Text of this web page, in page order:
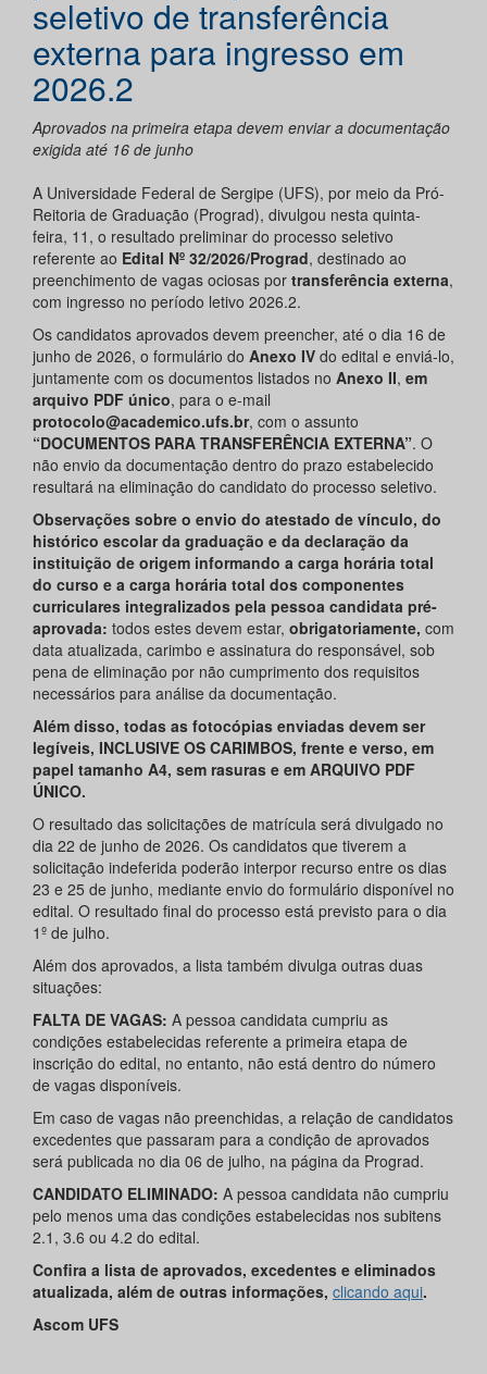
seletivo de transferência
externa para ingresso em
2026.2
Aprovados na primeira etapa devem enviar a documentação
exigida até 16 de junho
A Universidade Federal de Sergipe (UFS), por meio da Pró-
Reitoria de Graduação (Prograd), divulgou nesta quinta-
feira, 11, o resultado preliminar do processo seletivo
referente ao Edital Nº 32/2026/Prograd, destinado ao
preenchimento de vagas ociosas por transferência externa,
com ingresso no período letivo 2026.2.
Os candidatos aprovados devem preencher, até o dia 16 de
junho de 2026, o formulário do Anexo IV do edital e enviá-lo,
juntamente com os documentos listados no Anexo II, em
arquivo PDF único, para o e-mail
protocolo@academico.ufs.br, com o assunto
“DOCUMENTOS PARA TRANSFERÊNCIA EXTERNA”. O
não envio da documentação dentro do prazo estabelecido
resultará na eliminação do candidato do processo seletivo.
Observações sobre o envio do atestado de vínculo, do
histórico escolar da graduação e da declaração da
instituição de origem informando a carga horária total
do curso e a carga horária total dos componentes
curriculares integralizados pela pessoa candidata pré-
aprovada: todos estes devem estar, obrigatoriamente, com
data atualizada, carimbo e assinatura do responsável, sob
pena de eliminação por não cumprimento dos requisitos
necessários para análise da documentação.
Além disso, todas as fotocópias enviadas devem ser
legíveis, INCLUSIVE OS CARIMBOS, frente e verso, em
papel tamanho A4, sem rasuras e em ARQUIVO PDF
ÚNICO.
O resultado das solicitações de matrícula será divulgado no
dia 22 de junho de 2026. Os candidatos que tiverem a
solicitação indeferida poderão interpor recurso entre os dias
23 e 25 de junho, mediante envio do formulário disponível no
edital. O resultado final do processo está previsto para o dia
1º de julho.
Além dos aprovados, a lista também divulga outras duas
situações:
FALTA DE VAGAS: A pessoa candidata cumpriu as
condições estabelecidas referente a primeira etapa de
inscrição do edital, no entanto, não está dentro do número
de vagas disponíveis.
Em caso de vagas não preenchidas, a relação de candidatos
excedentes que passaram para a condição de aprovados
será publicada no dia 06 de julho, na página da Prograd.
CANDIDATO ELIMINADO: A pessoa candidata não cumpriu
pelo menos uma das condições estabelecidas nos subitens
2.1, 3.6 ou 4.2 do edital.
Confira a lista de aprovados, excedentes e eliminados
atualizada, além de outras informações, clicando aqui.
Ascom UFS